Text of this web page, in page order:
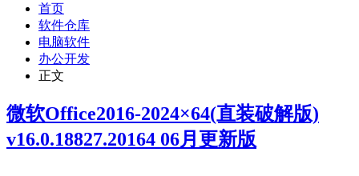
首页
软件仓库
电脑软件
办公开发
正文
微软Office2016-2024×64(直装破解版)
v16.0.18827.20164 06月更新版